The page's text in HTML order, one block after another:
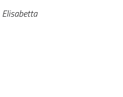
Elisabetta